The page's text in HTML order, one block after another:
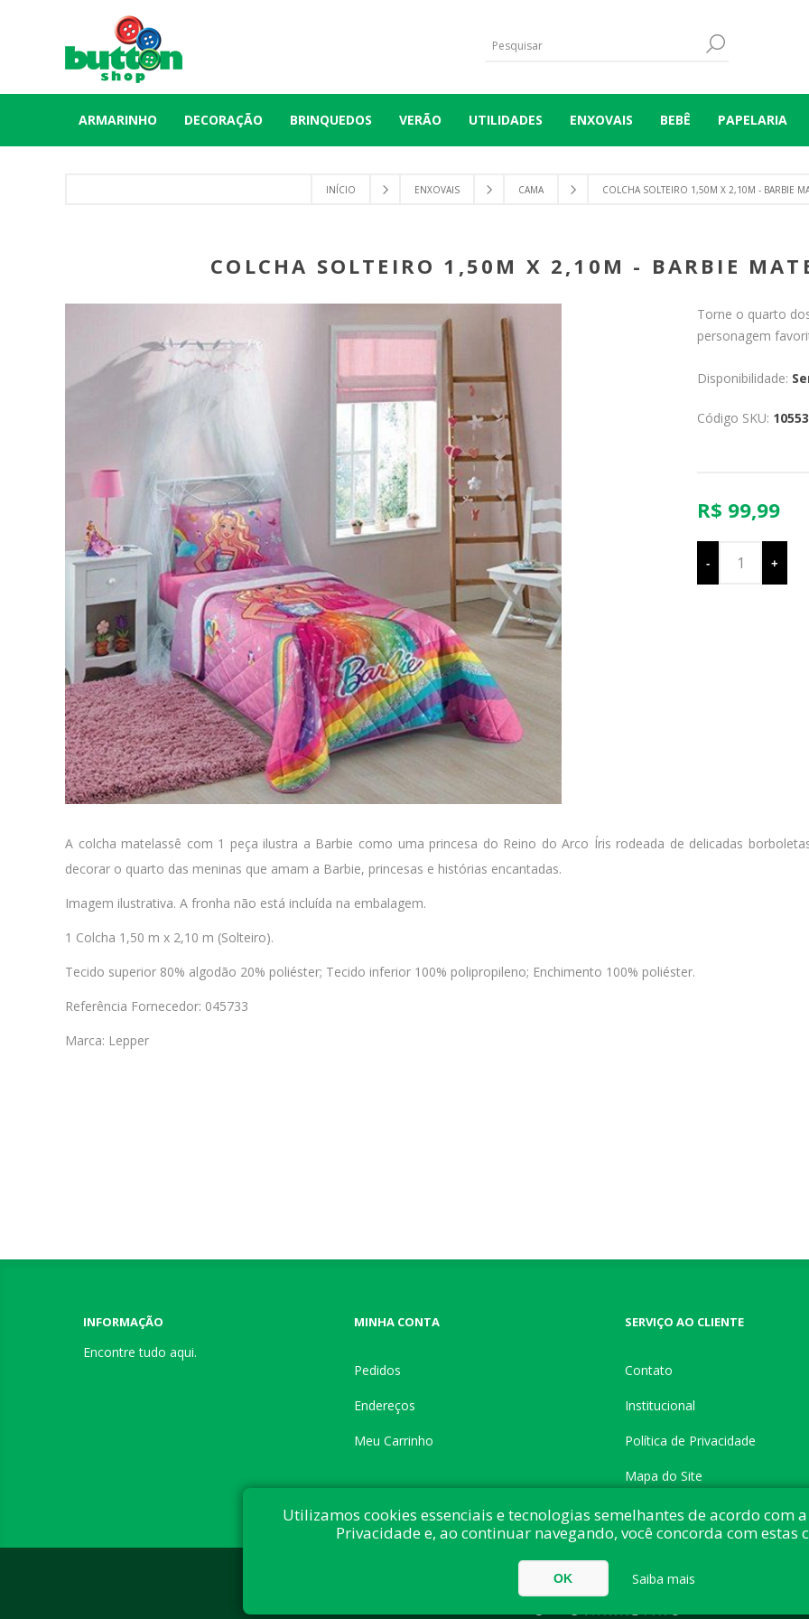
ARMARINHO DECORAÇÃO BRINQUEDOS VERÃO UTILIDADES ENXOVAIS BEBÊ PAPELARIA
INÍCIO ENXOVAIS CAMA COLCHA SOLTEIRO 1,50M X 2,10M - BARBIE
COLCHA SOLTEIRO 1,50M X 2,10M - BARBIE
Torne o quarto
personagem
Disponibilidade:
Código SKU:
R$ 99,99
- +
A colcha matelassê com 1 peça ilustra a Barbie como uma princesa do Reino do Arco Íris rodeada de delicadas
decorar o quarto das meninas que amam a Barbie, princesas e histórias encantadas.
Imagem ilustrativa. A fronha não está incluída na embalagem.
1 Colcha 1,50 m x 2,10 m (Solteiro).
Tecido superior 80% algodão 20% poliéster; Tecido inferior 100% polipropileno; Enchimento 100% poliéster.
Referência Fornecedor: 045733
Marca: Lepper
INFORMAÇÃO
Encontre tudo aqui.
MINHA CONTA
Pedidos
Endereços
Meu Carrinho
SERVIÇO AO CLIENTE
Contato
Institucional
Política de Privacidade
Mapa do Site
nopCommerce Direitos autorais © 2026 Button Shop. Todos
Utilizamos cookies essenciais e tecnologias semelhantes de acordo com
Privacidade e, ao continuar navegando, você concorda com estas
OK Saiba mais